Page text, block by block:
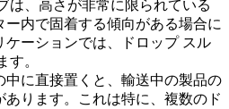
は、高さが非常に限られている
内で固着する傾向がある場合に
ーションでは、ドロップ スル
す。
中に直接置くと、輸送中の製品の
ります。これは特に、複数のド